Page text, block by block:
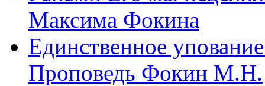
Максима Фокина
Единственное
Проповедь Фокин М.Н.